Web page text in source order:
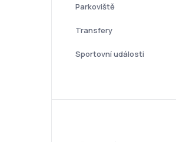
Parkoviště
Transfery
Sportovní události